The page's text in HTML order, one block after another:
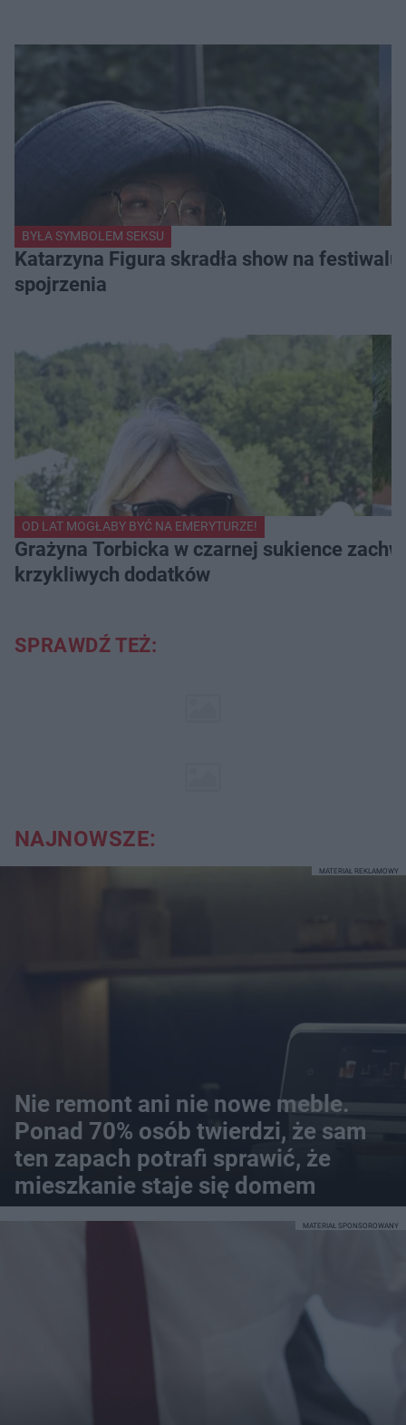
BYŁA SYMBOLEM SEKSU
Katarzyna Figura skradła show na
spojrzenia
OD LAT MOGŁABY BYĆ NA EMERYTURZE!
Grażyna Torbicka w czarnej sukience
krzykliwych dodatków
SPRAWDŹ TEŻ:
NAJNOWSZE:
Nie remont ani nie nowe meble.
Ponad 70% osób twierdzi, że sam
ten zapach potrafi sprawić, że
mieszkanie staje się domem
MATERIAŁ REKLAMOWY
MATERIAŁ SPONSOROWANY